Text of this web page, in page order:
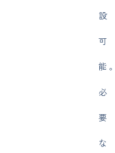
設
可
能
必
要
な